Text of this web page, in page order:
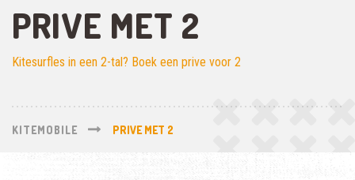
PRIVE MET 2
Kitesurfles in een 2-tal? Boek een prive voor 2
KITEMOBILE PRIVE MET 2